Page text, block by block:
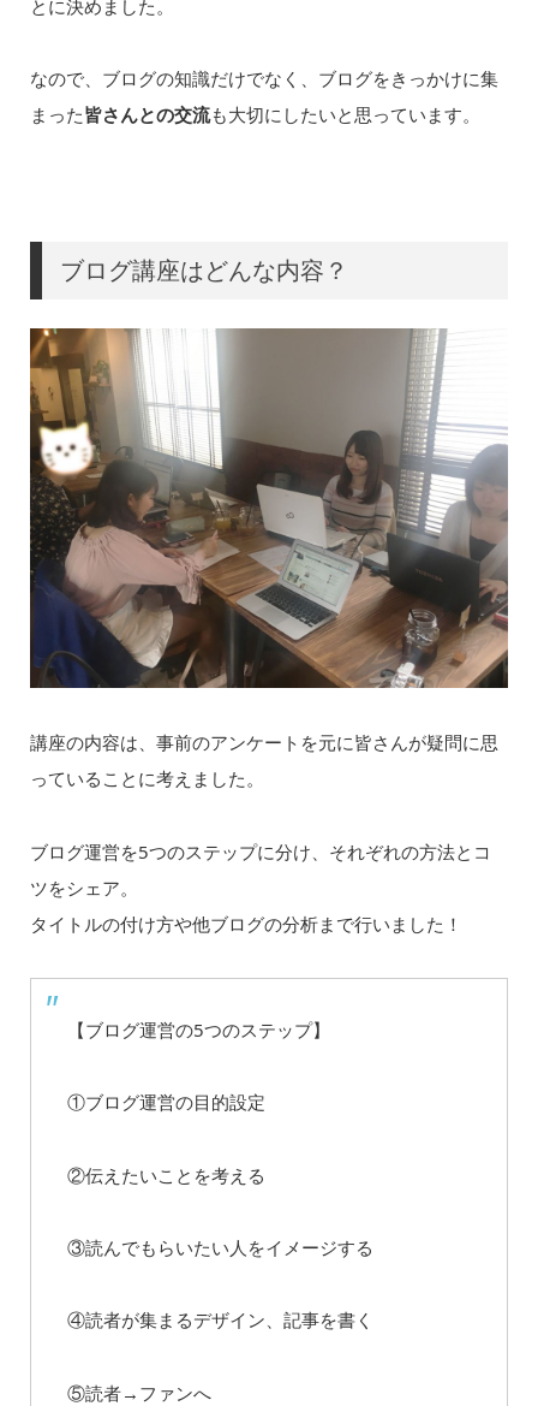
とに決めました。
なので、ブログの知識だけでなく、ブログをきっかけに集
まった皆さんとの交流も大切にしたいと思っています。
ブログ講座はどんな内容？
講座の内容は、事前のアンケートを元に皆さんが疑問に思
っていることに考えました。
ブログ運営を5つのステップに分け、それぞれの方法とコ
ツをシェア。
タイトルの付け方や他ブログの分析まで行いました！
【ブログ運営の5つのステップ】
①ブログ運営の目的設定
②伝えたいことを考える
③読んでもらいたい人をイメージする
④読者が集まるデザイン、記事を書く
⑤読者→ファンへ